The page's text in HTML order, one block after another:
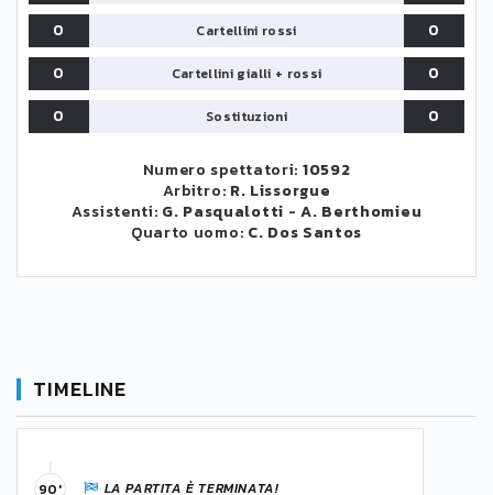
0
Cartellini rossi
0
0
Cartellini gialli + rossi
0
0
Sostituzioni 0
Numero spettatori: 10592
Arbitro: R. Lissorgue
Assistenti: G. Pasqualotti -A. Berthomieu
Quarto uomo: C. Dos Santos
TIMELINE
LA PARTITA È TERMINATA!
90'